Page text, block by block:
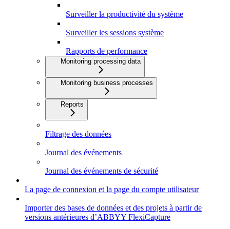
Surveiller la productivité du système
Surveiller les sessions système
Rapports de performance
Monitoring processing data
Monitoring business processes
Reports
Filtrage des données
Journal des événements
Journal des événements de sécurité
La page de connexion et la page du compte utilisateur
Importer des bases de données et des projets à partir de
versions antérieures d’ABBYY FlexiCapture